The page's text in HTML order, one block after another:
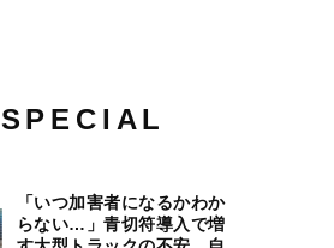
SPECIAL
「いつ加害者になるかわか
らない…」青切符導入で増